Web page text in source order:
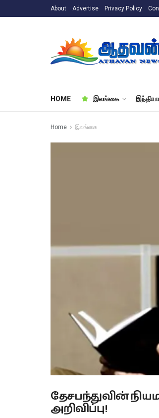
About Advertise Privacy Policy
HOME இலங்கை இந்தியா
Home இலங்கை
தேசபந்துவின்
அறிவிப்பு!